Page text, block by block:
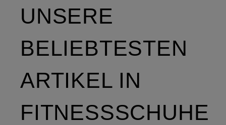
UNSERE
BELIEBTESTEN
ARTIKEL IN
FITNESSSCHUHE